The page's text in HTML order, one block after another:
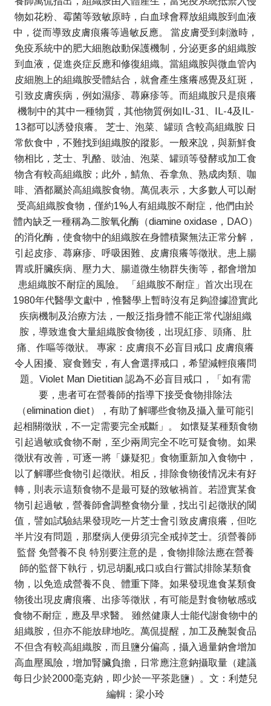
物如花粉、霉菌等致敏原時，白血球會釋放組織胺到血液
中，從而導致皮膚痕癢等過敏反應。 當皮膚受到刺激時，
免疫系統中的肥大細胞啟動保護機制，分泌更多的組織胺
到血液，促進炎症反應和修復組織。當組織胺與微血管內
皮細胞上的組織胺受體結合，就會產生瘙癢感覺及紅斑，
引致皮膚疾病，例如濕疹、蕁麻疹等。而組織胺只是痕癢
機制中的其中一種物質，其他物質例如IL-31、IL-4及IL-
13都可以誘發痕癢。 芝士、泡菜、罐頭 含較高組織胺 日
常飲食中，不難找到組織胺的蹤影。一般來說，與新鮮食
物相比，芝士、乳酪、豉油、泡菜、罐頭等發酵或加工食
物含有較高組織胺；此外，鯖魚、吞拿魚、熟成肉類、咖
啡、酒都屬於高組織胺食物。萬侃表示，大多數人可以耐
受高組織胺食物，僅約1%人有組織胺不耐症，他們由於
體內缺乏一種稱為二胺氧化酶（diamine oxidase，DAO）
的消化酶，使食物中的組織胺在身體積聚無法正常分解，
引起皮疹、蕁麻疹、呼吸困難、皮膚痕癢等徵狀。患上腸
胃或肝臟疾病、壓力大、腸道微生物群失衡等，都會增加
患組織胺不耐症的風險。 「組織胺不耐症」首次出現在
1980年代醫學文獻中，惟醫學上暫時沒有足夠證據證實此
疾病機制及治療方法，一般泛指身體不能正常代謝組織
胺，導致進食大量組織胺食物後，出現紅疹、頭痛、肚
痛、作嘔等徵狀。 專家：皮膚痕不必盲目戒口 皮膚痕癢
令人困擾、寢食難安，有人會選擇戒口，希望減輕痕癢問
題。Violet Man Dietitian 認為不必盲目戒口，「如有需
要，患者可在營養師的指導下接受食物排除法
（elimination diet），有助了解哪些食物及攝入量可能引
起相關徵狀，不一定需要完全戒斷」。 如懷疑某種類食物
引起過敏或食物不耐，至少兩周完全不吃可疑食物。如果
徵狀有改善，可逐一將「嫌疑犯」食物重新加入食物中，
以了解哪些食物引起徵狀。相反，排除食物後情况未有好
轉，則表示這類食物不是最可疑的致敏禍首。若證實某食
物引起過敏，營養師會調整食物分量，找出引起徵狀的閾
值，譬如試驗結果發現吃一片芝士會引致皮膚痕癢，但吃
半片沒有問題，那麼病人便毋須完全戒掉芝士。須營養師
監督 免營養不良 特別要注意的是，食物排除法應在營養
師的監督下執行，切忌胡亂戒口或自行嘗試排除某類食
物，以免造成營養不良、體重下降。如果發現進食某類食
物後出現皮膚痕癢、出疹等徵狀，有可能是對食物敏感或
食物不耐症，應及早求醫。 雖然健康人士能代謝食物中的
組織胺，但亦不能放肆地吃。萬侃提醒，加工及醃製食品
不但含有較高組織胺，而且鹽分偏高，攝入過量鈉會增加
高血壓風險，增加腎臟負擔，日常應注意鈉攝取量（建議
每日少於2000毫克鈉，即少於一平茶匙鹽）。文：利楚兒
編輯：梁小玲